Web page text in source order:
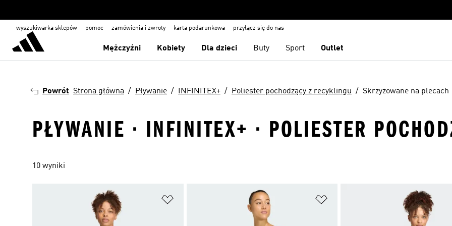
wyszukiwarka sklepów pomoc zamówienia i zwroty karta podarunkowa przyłącz się do nas
Mężczyźni Kobiety Dla dzieci Buty Sport Outlet
Powrót Strona główna Pływanie INFINITEX+ Poliester pochodzący z recyklingu Skrzyżowane na plecach
PŁYWANIE · INFINITEX+ · POLIESTER
10 wyniki